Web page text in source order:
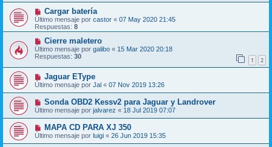
Cargar batería
Último mensaje por castor « 07 May 2020 21:45
Respuestas: 8
Cierre maletero
Último mensaje por galibo « 15 Mar 2020 20:18
Respuestas: 30 1 2
Jaguar EType
Último mensaje por Jal « 07 Nov 2019 13:26
Sonda OBD2 Kessv2 para Jaguar y Landrover
Último mensaje por jalvarez « 18 Jul 2019 07:07
MAPA CD PARA XJ 350
Último mensaje por luigi « 26 Jun 2019 15:35